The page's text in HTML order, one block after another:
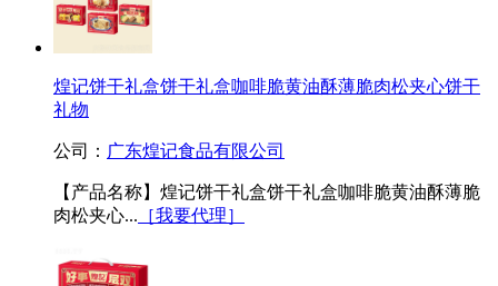
煌记饼干礼盒饼干礼盒咖啡脆黄油酥薄脆肉松夹心饼干
礼物
公司： 广东煌记食品有限公司
【产品名称】煌记饼干礼盒饼干礼盒咖啡脆黄油酥薄脆
肉松夹心... ［我要代理］